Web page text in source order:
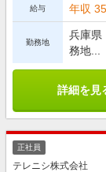
給与 年収
勤務地
兵庫
務地...
詳細を見
正社員
テレニシ株式会社